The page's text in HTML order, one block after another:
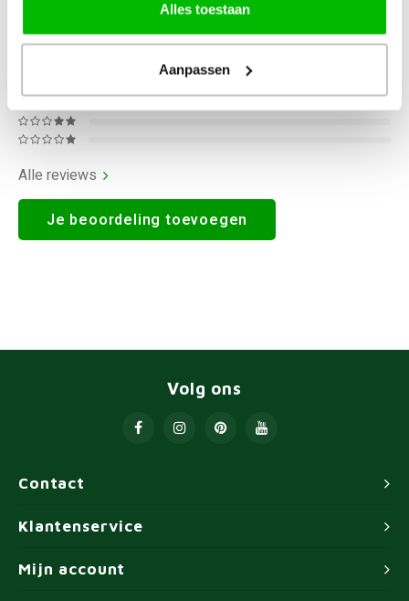
Alles toestaan
Aanpassen
0
Alle reviews
Je beoordeling toevoegen
Contact
Volg ons
Klantenservice
Mijn account